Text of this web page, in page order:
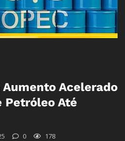
Aumento Acelerado
Petróleo Até
0 178